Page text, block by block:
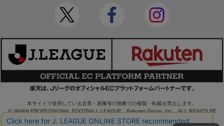
本サイトで使用している文章・画像等の無断での複製・転載を禁止します。
© JAPAN PROFESSIONAL FOOTBALL LEAGUE Rakuten Group, Inc. ALL RIGHTS RE
SERVED.